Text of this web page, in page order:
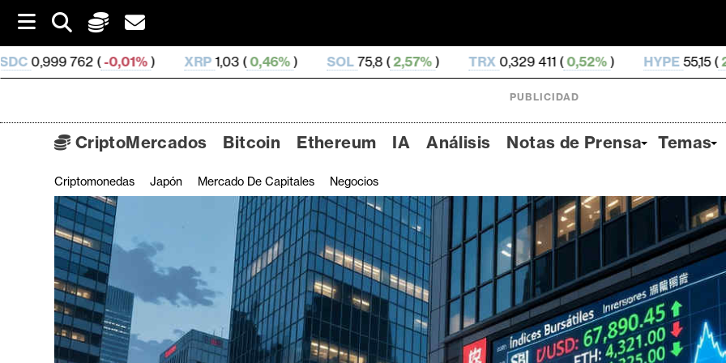
i
p
t
) XRP1,03 (0,46% SOL 75,8 (2,57% TRX 0,329 411 ( 0,52%) HYPE55,15 (2,01%) DOGE
C
r
i
p
t
o
M
e
PUBLICIDAD
CriptoMercados Bitcoin Ethereum IA Análisis Notas de Prensa Temas
Criptomonedas Japón Mercado De Capitales Negocios